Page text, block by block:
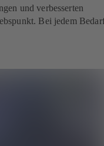
und verbesserten
Bei jedem